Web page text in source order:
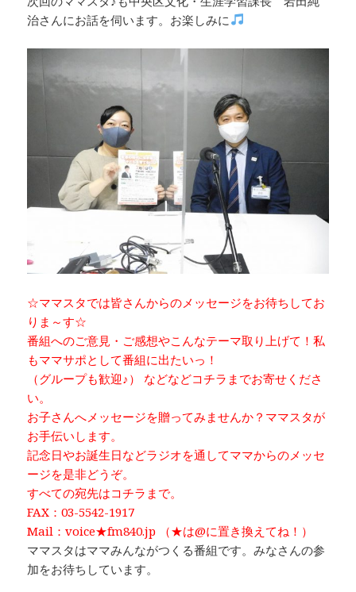
治さんにお話を伺います。お楽しみに
☆ママスタでは皆さんからのメッセージをお待ちしてお
りま～す☆
番組へのご意見・ご感想やこんなテーマ取り上げて！私
もママサポとして番組に出たいっ！
（グループも歓迎♪） などなどコチラまでお寄せくださ
い。
お子さんへメッセージを贈ってみませんか？ママスタが
お手伝いします。
記念日やお誕生日などラジオを通してママからのメッセ
ージを是非どうぞ。
すべての宛先はコチラまで。
FAX：03-5542-1917
Mail：voice★fm840.jp （★は@に置き換えてね！）
ママスタはママみんながつくる番組です。みなさんの参
加をお待ちしています。